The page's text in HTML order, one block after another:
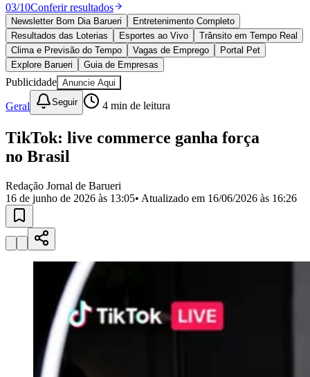
Esportes
Saúde
Segurança
Cultura
Meio Ambiente
Obras
Educação
Bairros de Barueri
Selecione sua região Para notícias da sua região
JubranBelvalBethavilleBoa
VistaCalifórnia CarapicuíbaCentroChácaras MarcoCidades da
Região
Militar
Califórnia Jardim dos Altos
Esperança Jardim Graziela
Jardim Paraíso
Jardim São Pedro
Jardim Tupanci
Parque ImperialParque Santa LuziaParque Viana
do Bom Jesus Recanto PhrynéaSantana de
Silveira Vila BarrosVila Boa Vista
do CondeVila Engenho Novo
Vila Porto
Para Sua Empresa
03/10Conferir resultados
Newsletter Bom Dia Barueri
Entretenimento Completo
Resultados das Loterias
Esportes ao Vivo
Trânsito em Tempo Real
Clima e Previsão do Tempo
Vagas de Emprego
Portal Pet
Explore Barueri
Guia de Empresas
Publicidade Anuncie Aqui
Geral Seguir 4 min de leitura
TikTok: live commerce ganha força
no Brasil
Redação Jornal de Barueri
16 de junho de 2026 às 13:05• Atualizado em 16/06/2026 às 16:26